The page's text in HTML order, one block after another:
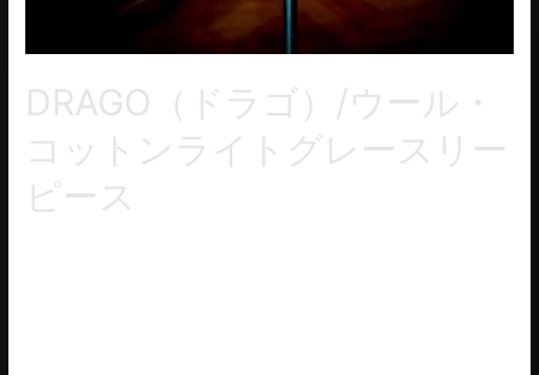
DRAGO（ドラゴ）/ウール・
コットンライトグレースリー
ピース